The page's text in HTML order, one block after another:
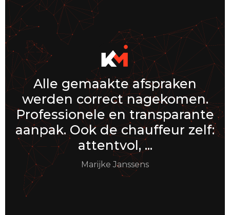
Alle gemaakte afspraken
werden correct nagekomen.
Professionele en transparante
aanpak. Ook de chauffeur zelf:
attentvol, ...
Marijke Janssens